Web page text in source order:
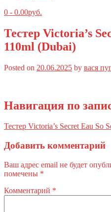
0 - 0.00руб.
Тестер Victoria’s
110ml (Dubai)
Posted on 20.06.2025 by вася
Навигация по
Тестер Victoria’s Secret Eau So
Добавить комментарий
Ваш адрес email не будет
помечены *
Комментарий *